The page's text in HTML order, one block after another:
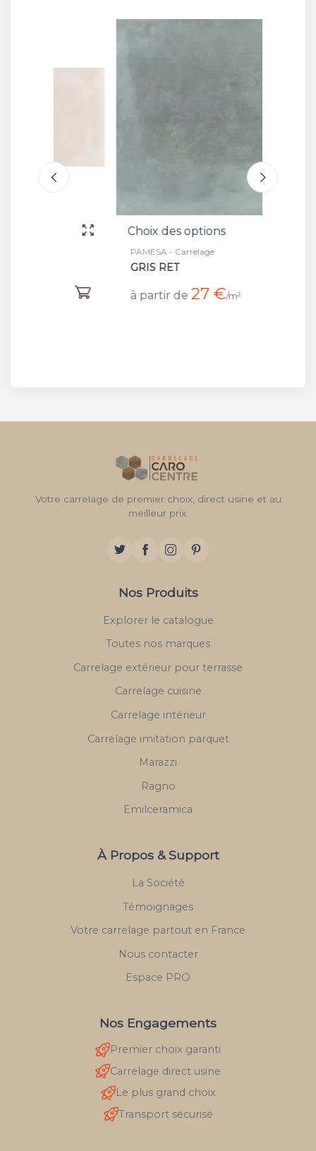
Choix des options
PAMESA - Carrelage
à partir de 27 € /m²
Votre carrelage de premier choix, direct usine et au
meilleur prix.
Nos Produits
Explorer le catalogue
Toutes nos marques
Carrelage extérieur pour terrasse
Carrelage cuisine
Carrelage intérieur
Carrelage imitation parquet
Marazzi
Ragno
Emilceramica
À Propos & Support
La Société
Témoignages
Votre carrelage partout en France
Nous contacter
Espace PRO
Nos Engagements
Premier choix garanti
Carrelage direct usine
Le plus grand choix
Transport sécurisé